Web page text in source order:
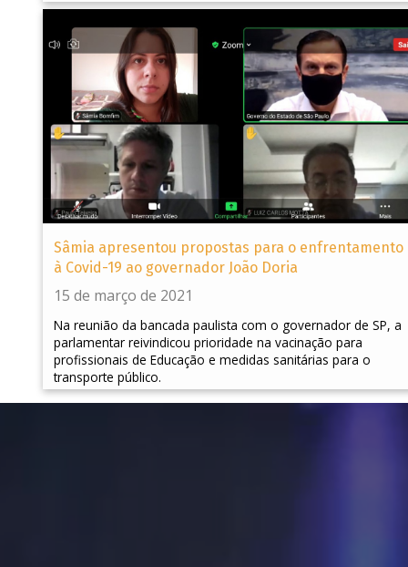
Sâmia apresentou propostas para o enfrentamento
à Covid-19 ao governador João Doria
15 de março de 2021
Na reunião da bancada paulista com o governador de SP, a
parlamentar reivindicou prioridade na vacinação para
profissionais de Educação e medidas sanitárias para o
transporte público.